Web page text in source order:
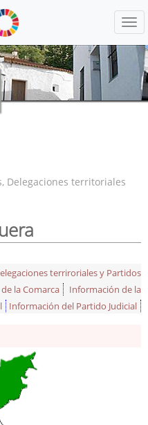
Delegaciones territoriales
terriroriales y Partidos
la Comarca
Información de la
Información del Partido Judicial